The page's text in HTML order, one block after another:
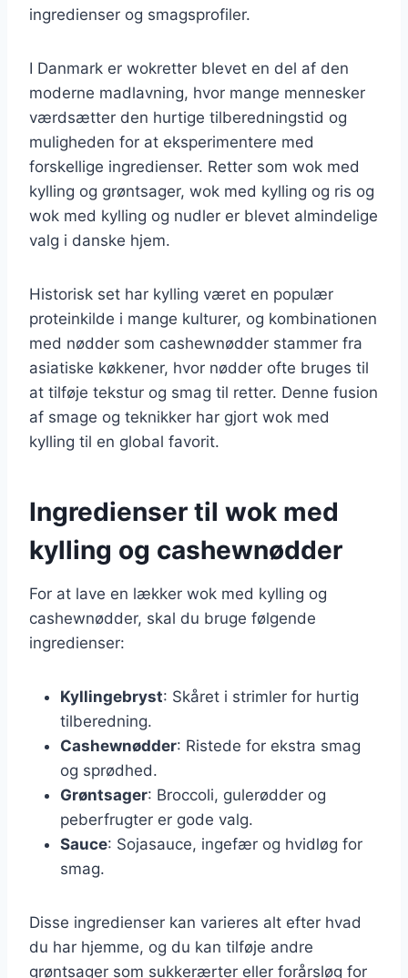
ingredienser og smagsprofiler.
I Danmark er wokretter blevet en del af den
moderne madlavning, hvor mange mennesker
værdsætter den hurtige tilberedningstid og
muligheden for at eksperimentere med
forskellige ingredienser. Retter som wok med
kylling og grøntsager, wok med kylling og ris og
wok med kylling og nudler er blevet almindelige
valg i danske hjem.
Historisk set har kylling været en populær
proteinkilde i mange kulturer, og kombinationen
med nødder som cashewnødder stammer fra
asiatiske køkkener, hvor nødder ofte bruges til
at tilføje tekstur og smag til retter. Denne fusion
af smage og teknikker har gjort wok med
kylling til en global favorit.
Ingredienser til wok med
kylling og cashewnødder
For at lave en lækker wok med kylling og
cashewnødder, skal du bruge følgende
ingredienser:
Kyllingebryst: Skåret i strimler for hurtig
tilberedning.
Cashewnødder: Ristede for ekstra smag
og sprødhed.
Grøntsager: Broccoli, gulerødder og
peberfrugter er gode valg.
Sauce: Sojasauce, ingefær og hvidløg for
smag.
Disse ingredienser kan varieres alt efter hvad
du har hjemme, og du kan tilføje andre
grøntsager som sukkerærter eller forårsløg for